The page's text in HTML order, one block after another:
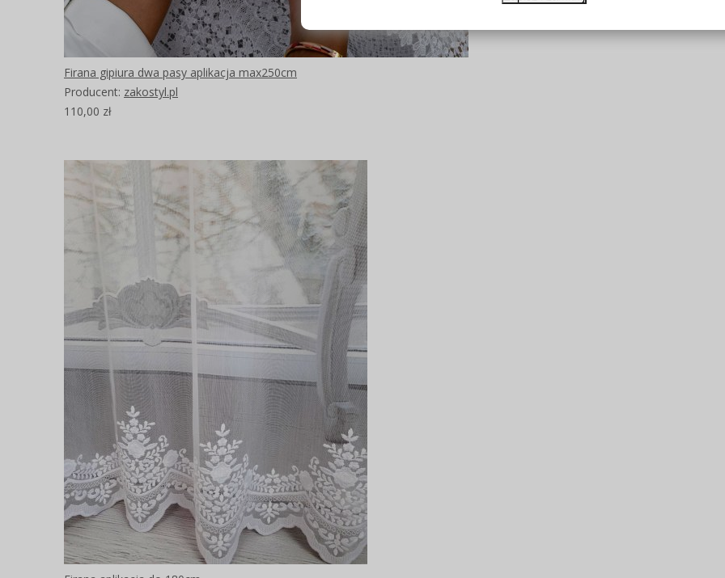
Firana gipiura dwa pasy aplikacja max250cm
Producent: zakostyl.pl
110,00 zł